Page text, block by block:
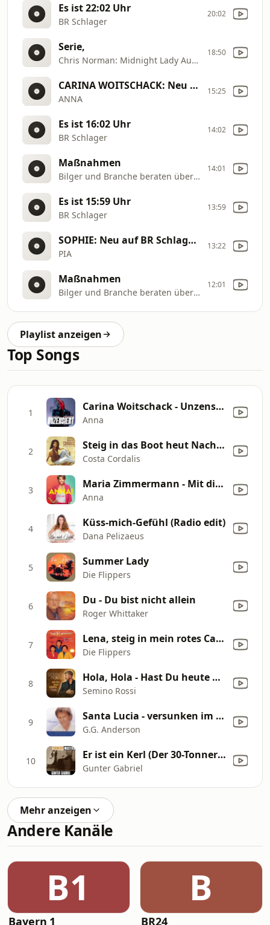
Es ist 22:02 Uhr
BR Schlager
20:02
Serie,
Chris Norman: Midnight Lady Aus: Tatort (Der Tausch) (TV
18:50
CARINA WOITSCHACK: Neu auf BR Schlager: UNZENSIERT
ANNA
15:25
Es ist 16:02 Uhr
BR Schlager
14:02
Maßnahmen
Bilger und Branche beraten über Niedrigwasser
14:01
Es ist 15:59 Uhr
BR Schlager
13:59
SOPHIE: Neu auf BR Schlager: EIN KUSS OHNE LIEBE
PIA
13:22
Maßnahmen
Bilger und Branche beraten über Niedrigwasser
12:01
Playlist anzeigen
Top Songs
1 Carina Woitschack - Unzensiert
Anna
2 Steig in das Boot heut Nacht Anna-Lena
Costa Cordalis
3 Maria Zimmermann - Mit dir (Remastered 2020)
Anna
4 Küss-mich-Gefühl (Radio edit)
Dana Pelizaeus
5 Summer Lady
Die Flippers
6 Du - Du bist nicht allein
Roger Whittaker
7 Lena, steig in mein rotes Cabriolet
Die Flippers
8 Hola, Hola - Hast Du heute Abend Zeit für mich
Semino Rossi
9 Santa Lucia - versunken im Meer
G.G. Anderson
10 Er ist ein Kerl (Der 30-Tonner Diesel)
Gunter Gabriel
Mehr anzeigen
Andere Kanäle
B1
Bayern 1
B
BR24